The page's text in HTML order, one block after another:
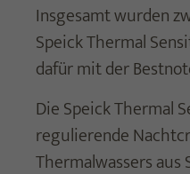
Insgesamt wurden
Speick Thermal
dafür mit der
Die Speick Thermal
regulierende
Thermalwassers